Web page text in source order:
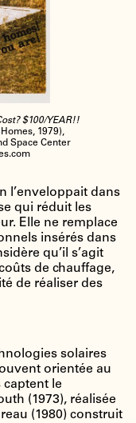
$100/YEAR!!
1979),
Space Center
l’enveloppait dans
qui réduit les
Elle ne remplace
insérés dans
qu’il s’agit
de chauffage,
de réaliser des
solaires
orientée au
captent le
(1973), réalisée
(1980) construit